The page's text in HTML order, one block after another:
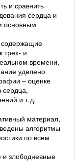
и сравнить
сердца и
основным
содержащие
трех- и
времени,
уделено
– оценке
сердца,
и т.д.
материал,
алгоритмы
по всем
и злободневные